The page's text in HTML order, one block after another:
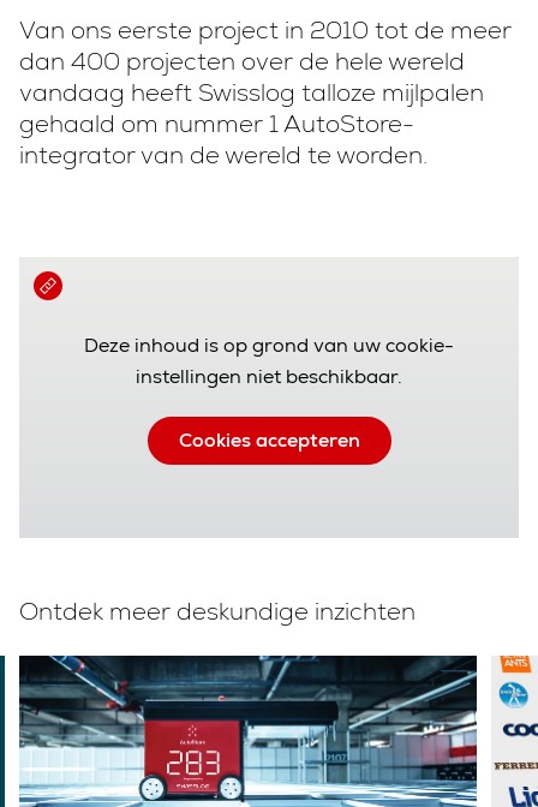
Van ons eerste project in 2010 tot de meer
dan 400 projecten over de hele wereld
vandaag heeft Swisslog talloze mijlpalen
gehaald om nummer 1 AutoStore-
integrator van de wereld te worden.
Deze inhoud is op grond van uw cookie-
instellingen niet beschikbaar.
Cookies accepteren
Ontdek meer deskundige inzichten